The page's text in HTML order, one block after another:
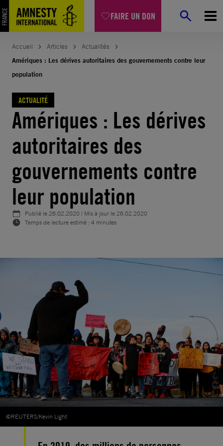
FAIRE UN DON
Aller
au
contenu
Accueil Articles
Actualités
Amériques : Les dérives autoritaires des gouvernements contre leur
population
ACTUALITÉ
Amériques : Les dérives
autoritaires des
gouvernements contre
leur population
Publié le26.02.2020 | Mis à jour le26.02.2020
Temps de lecture estimé : 4 minutes
©REUTERS/Kevin Light